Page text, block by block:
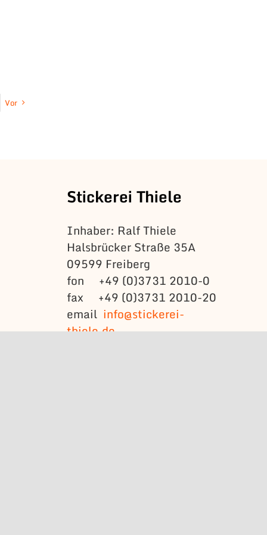
Vor
Stickerei Thiele
Inhaber: Ralf Thiele
Halsbrücker Straße 35A
09599 Freiberg
fon +49 (0)3731 2010-0
fax +49 (0)3731 2010-20
email info@stickerei-
thiele.de